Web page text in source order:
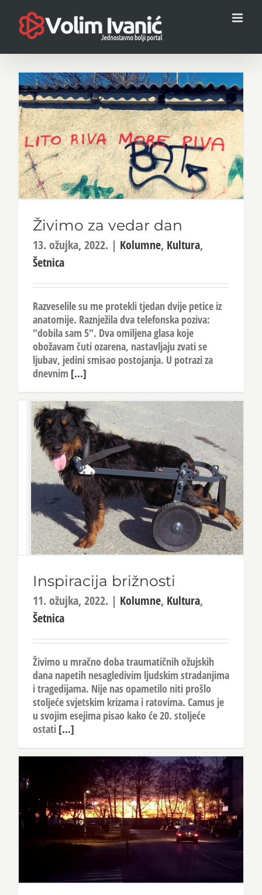
content
Živimo za vedar dan
13. ožujka, 2022. | Kolumne, Kultura,
Šetnica
Razveselile su me protekli tjedan dvije petice iz
anatomije. Raznježila dva telefonska poziva:
"dobila sam 5". Dva omiljena glasa koje
obožavam čuti ozarena, nastavljaju zvati se
ljubav, jedini smisao postojanja. U potrazi za
dnevnim [...]
Inspiracija brižnosti
11. ožujka, 2022. | Kolumne, Kultura,
Šetnica
Živimo u mračno doba traumatičnih ožujskih
dana napetih nesagledivim ljudskim stradanjima
i tragedijama. Nije nas opametilo niti prošlo
stoljeće svjetskim krizama i ratovima. Camus je
u svojim esejima pisao kako će 20. stoljeće
ostati [...]